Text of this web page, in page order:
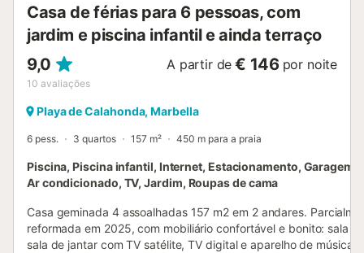
Casa de férias para 6 pessoas, com
jardim e piscina infantil e ainda terraço
9,0
10 avaliações
A partir de € 146 por noite
Playa de Calahonda, Marbella
6 pess. 3 quartos 157 m² 450 m para a praia
Piscina, Piscina infantil, Internet, Estacionamento, Garagem,
Ar condicionado, TV, Jardim, Roupas de cama
Casa geminada 4 assoalhadas 157 m2 em 2 andares.
reformada em 2025, com mobiliário confortável e bonito: sala
sala de jantar com TV satélite, TV digital e aparelho de música,